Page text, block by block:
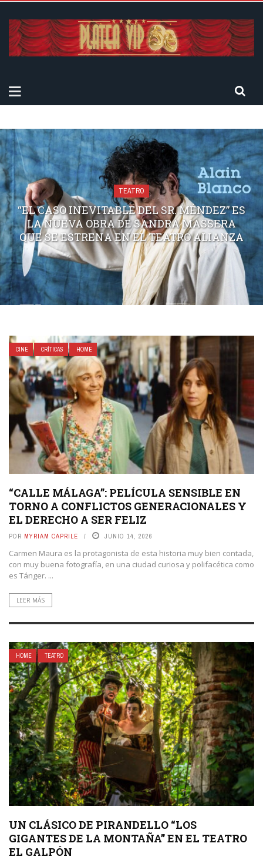
TEATRO
“EL CASO INEVITABLE DEL SR. MÉNDEZ” ES
LA NUEVA OBRA DE SANDRA MASSERA
QUE SE ESTRENA EN EL TEATRO ALIANZA
CINE CRÍTICAS HOME
“CALLE MÁLAGA”: PELÍCULA SENSIBLE EN
TORNO A CONFLICTOS GENERACIONALES Y
EL DERECHO A SER FELIZ
POR MYRIAM CAPRILE JUNIO 14, 2026
Carmen Maura es la protagonista de esta historia muy bien contada,
con muy buena fotografía, en una ciudad curiosa y polifacética como
es Tánger. ...
LEER MÁS
HOME TEATRO
UN CLÁSICO DE PIRANDELLO “LOS
GIGANTES DE LA MONTAÑA” EN EL TEATRO
EL GALPÓN